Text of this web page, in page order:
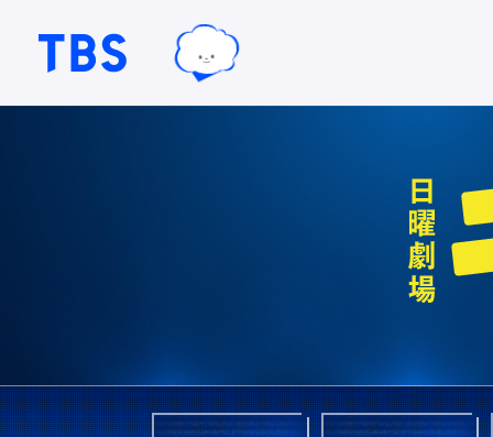
TBSテレビ｜ときめくときを。